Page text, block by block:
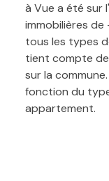
à Vue a été sur
immobilières de
tous les types
tient compte
sur la
fonction du
appartement.